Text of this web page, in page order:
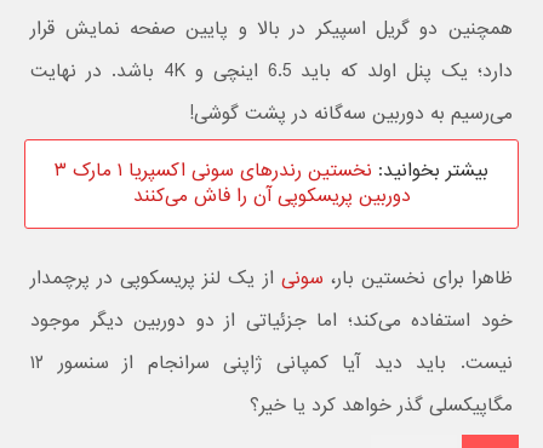
همچنین دو گریل اسپیکر در بالا و پایین صفحه نمایش قرار
دارد؛ یک پنل اولد که باید 6.5 اینچی و 4K باشد. در نهایت
می‌رسیم به دوربین سه‌گانه در پشت گوشی!
بیشتر بخوانید:
نخستین رندرهای سونی اکسپریا ۱ مارک ۳
دوربین پریسکوپی آن را فاش می‌کنند
ظاهرا برای نخستین بار، سونی از یک لنز پریسکوپی در پرچمدار
خود استفاده می‌کند؛ اما جزئیاتی از دو دوربین دیگر موجود
نیست. باید دید آیا کمپانی ژاپنی سرانجام از سنسور ۱۲
مگاپیکسلی گذر خواهد کرد یا خیر؟